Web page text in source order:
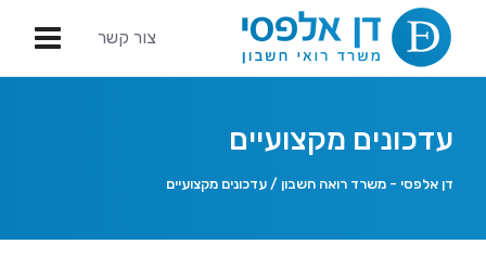
צור קשר
עדכונים מקצועיים
דן אלפסי - משרד רואה חשבון / עדכונים מקצועיים